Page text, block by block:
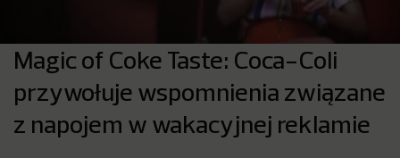
Magic of Coke Taste: Coca-Coli
przywołuje wspomnienia związane
z napojem w wakacyjnej reklamie